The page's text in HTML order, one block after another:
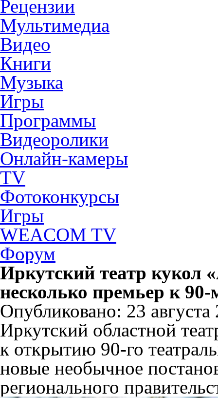
Рецензии
Мультимедиа
Видео
Книги
Музыка
Игры
Программы
Видеоролики
Онлайн-камеры
TV
Фотоконкурсы
Игры
WEACOM TV
Форум
Иркутский театр кукол
несколько премьер к
Опубликовано: 23 августа
Иркутский областной
к открытию 90-го
новые необычное
регионального